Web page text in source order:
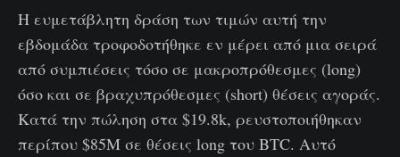
Η ευμετάβλητη δράση των τιμών αυτή την
εβδομάδα τροφοδοτήθηκε εν μέρει από μια σειρά
από συμπιέσεις τόσο σε μακροπρόθεσμες (long)
όσο και σε βραχυπρόθεσμες (short) θέσεις αγοράς.
Κατά την πώληση στα $19.8k, ρευστοποιήθηκαν
περίπου $85M σε θέσεις long του BTC. Αυτό